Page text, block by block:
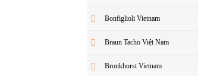
Bonfiglioli Vietnam
Braun Tacho Việt Nam
Bronkhorst Vietnam